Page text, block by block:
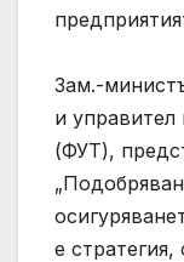
Зам.-
и управител
(ФУТ),
е стратегия,